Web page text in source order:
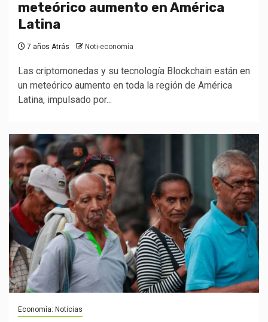
meteórico aumento en América
Latina
7 años Atrás Noti-economía
Las criptomonedas y su tecnología Blockchain están en
un meteórico aumento en toda la región de América
Latina, impulsado por...
Economía: Noticias